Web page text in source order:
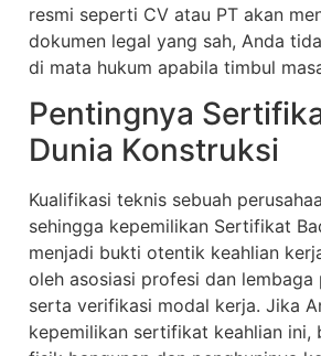
resmi seperti CV atau PT akan
dokumen legal yang sah, Anda
di mata hukum apabila timbul
Pentingnya
Dunia Konstruksi
Kualifikasi teknis sebuah
sehingga kepemilikan Sertifikat
menjadi bukti otentik keahlian
oleh asosiasi profesi dan
serta verifikasi modal kerja. Jika
kepemilikan sertifikat keahlian ini,